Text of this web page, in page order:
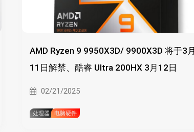
AMD Ryzen 9 9950X3D/ 9900X3D 将于3月
11日解禁、酷睿 Ultra 200HX 3月12日
02/21/2025
处理器 电脑硬件